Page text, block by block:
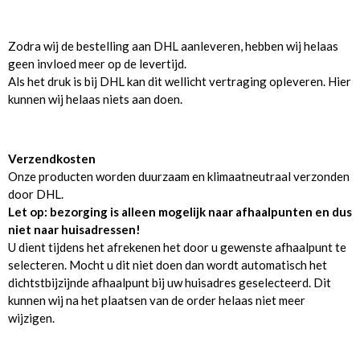
Zodra wij de bestelling aan DHL aanleveren, hebben wij helaas
geen invloed meer op de levertijd.
Als het druk is bij DHL kan dit wellicht vertraging opleveren. Hier
kunnen wij helaas niets aan doen.
Verzendkosten
Onze producten worden duurzaam en klimaatneutraal verzonden
door DHL.
Let op: bezorging is alleen mogelijk naar afhaalpunten en dus
niet naar huisadressen!
U dient tijdens het afrekenen het door u gewenste afhaalpunt te
selecteren. Mocht u dit niet doen dan wordt automatisch het
dichtstbijzijnde afhaalpunt bij uw huisadres geselecteerd. Dit
kunnen wij na het plaatsen van de order helaas niet meer
wijzigen.